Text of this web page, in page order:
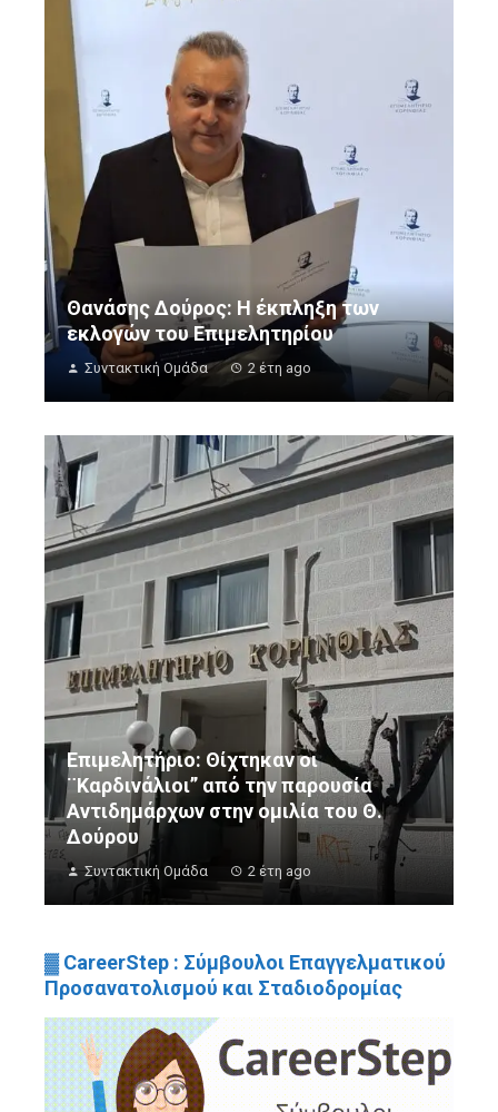
Θανάσης Δούρος: Η έκπληξη των
εκλογών του Επιμελητηρίου
Συντακτική Ομάδα 2 έτη ago
Επιμελητήριο: Θίχτηκαν οι
¨Καρδινάλιοι” από την παρουσία
Αντιδημάρχων στην ομιλία του Θ.
Δούρου
Συντακτική Ομάδα 2 έτη ago
▓ CareerStep : Σύμβουλοι Επαγγελματικού
Προσανατολισμού και Σταδιοδρομίας